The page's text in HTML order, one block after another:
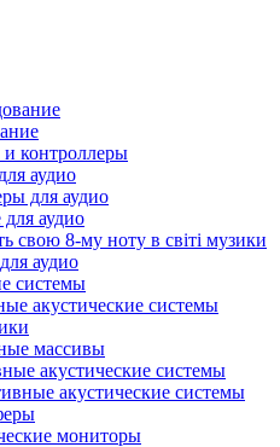
контроллеры
аудио
для аудио
для аудио
свою 8-му ноту в світі музики
аудио
системы
акустические системы
массивы
акустические системы
акустические системы
мониторы